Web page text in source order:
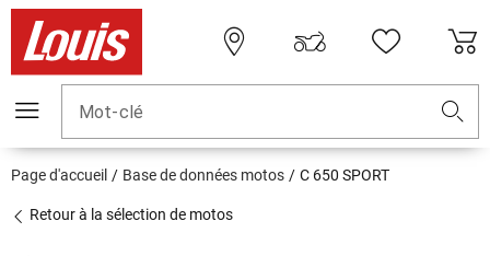
Mot-clé
Page d'accueil Base de données motos C 650 SPORT
Retour à la sélection de motos